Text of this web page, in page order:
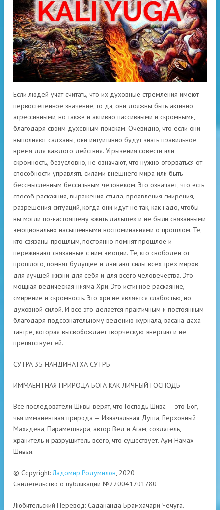
Если людей учат считать, что их духовные стремления имеют
первостепенное значение, то да, они должны быть активно
агрессивными, но также и активно пассивными и скромными,
благодаря своим духовным поискам. Очевидно, что если они
выполняют садханы, они интуитивно будут знать правильное
время для каждого действия. Угрызения совести или
скромность, безусловно, не означают, что нужно оторваться от
способности управлять силами внешнего мира или быть
бессмысленным бессильным человеком. Это означает, что есть
способ раскаяния, выражения стыда, проявления смирения,
разрешения ситуаций, когда они идут не так, как надо, чтобы
вы могли по-настоящему «жить дальше» и не были связанными
эмоционально насыщенными воспоминаниями о прошлом. Те,
кто связаны прошлым, постоянно помнят прошлое и
переживают связанные с ним эмоции. Те, кто свободен от
прошлого, помнят будущее и двигают силы всех трех миров
для лучшей жизни для себя и для всего человечества. Это
мощная ведическая нияма Хри. Это истинное раскаяние,
смирение и скромность. Это хри не является слабостью, но
духовной силой. И все это делается практичным и постоянным
благодаря подсознательному ведению журнала, васана даха
тантре, которая высвобождает творческую энергию и не
препятствует ей.
СУТРА 35 НАНДИНАТХА СУТРЫ
ИММАЕНТНАЯ ПРИРОДА БОГА КАК ЛИЧНЫЙ ГОСПОДЬ
Все последователи Шивы верят, что Господь Шива — это Бог,
чья имманентная природа — Изначальная Душа, Верховный
Махадева, Парамешвара, автор Вед и Агам, создатель,
хранитель и разрушитель всего, что существует. Аум Намах
Шивая.
© Copyright:Ладомир Родумилов, 2020
Свидетельство о публикации №220041701780
Любительский Перевод: Садананда Брамхачари Чечуга.